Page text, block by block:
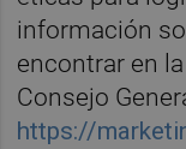
información
encontrar en
Consejo
https://